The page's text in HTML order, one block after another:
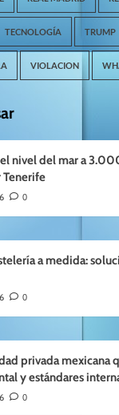
TECNOLOGÍA TRUMP
VIOLACION
nivel del mar a
Tenerife
0
a medida:
0
privada mexicana
y estándares
0